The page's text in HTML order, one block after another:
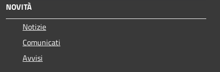
NOVITÀ
Notizie
Comunicati
Avvisi